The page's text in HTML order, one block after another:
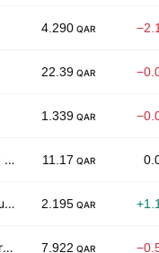
4.290 QAR
22.39 QAR
1.339 QAR
Qatar International Islamic Bank 11.17 QAR
Qatar Industrial Manufacturing Co. 2.195 QAR
Qatar Islamic Insurance Group 7.922 QAR